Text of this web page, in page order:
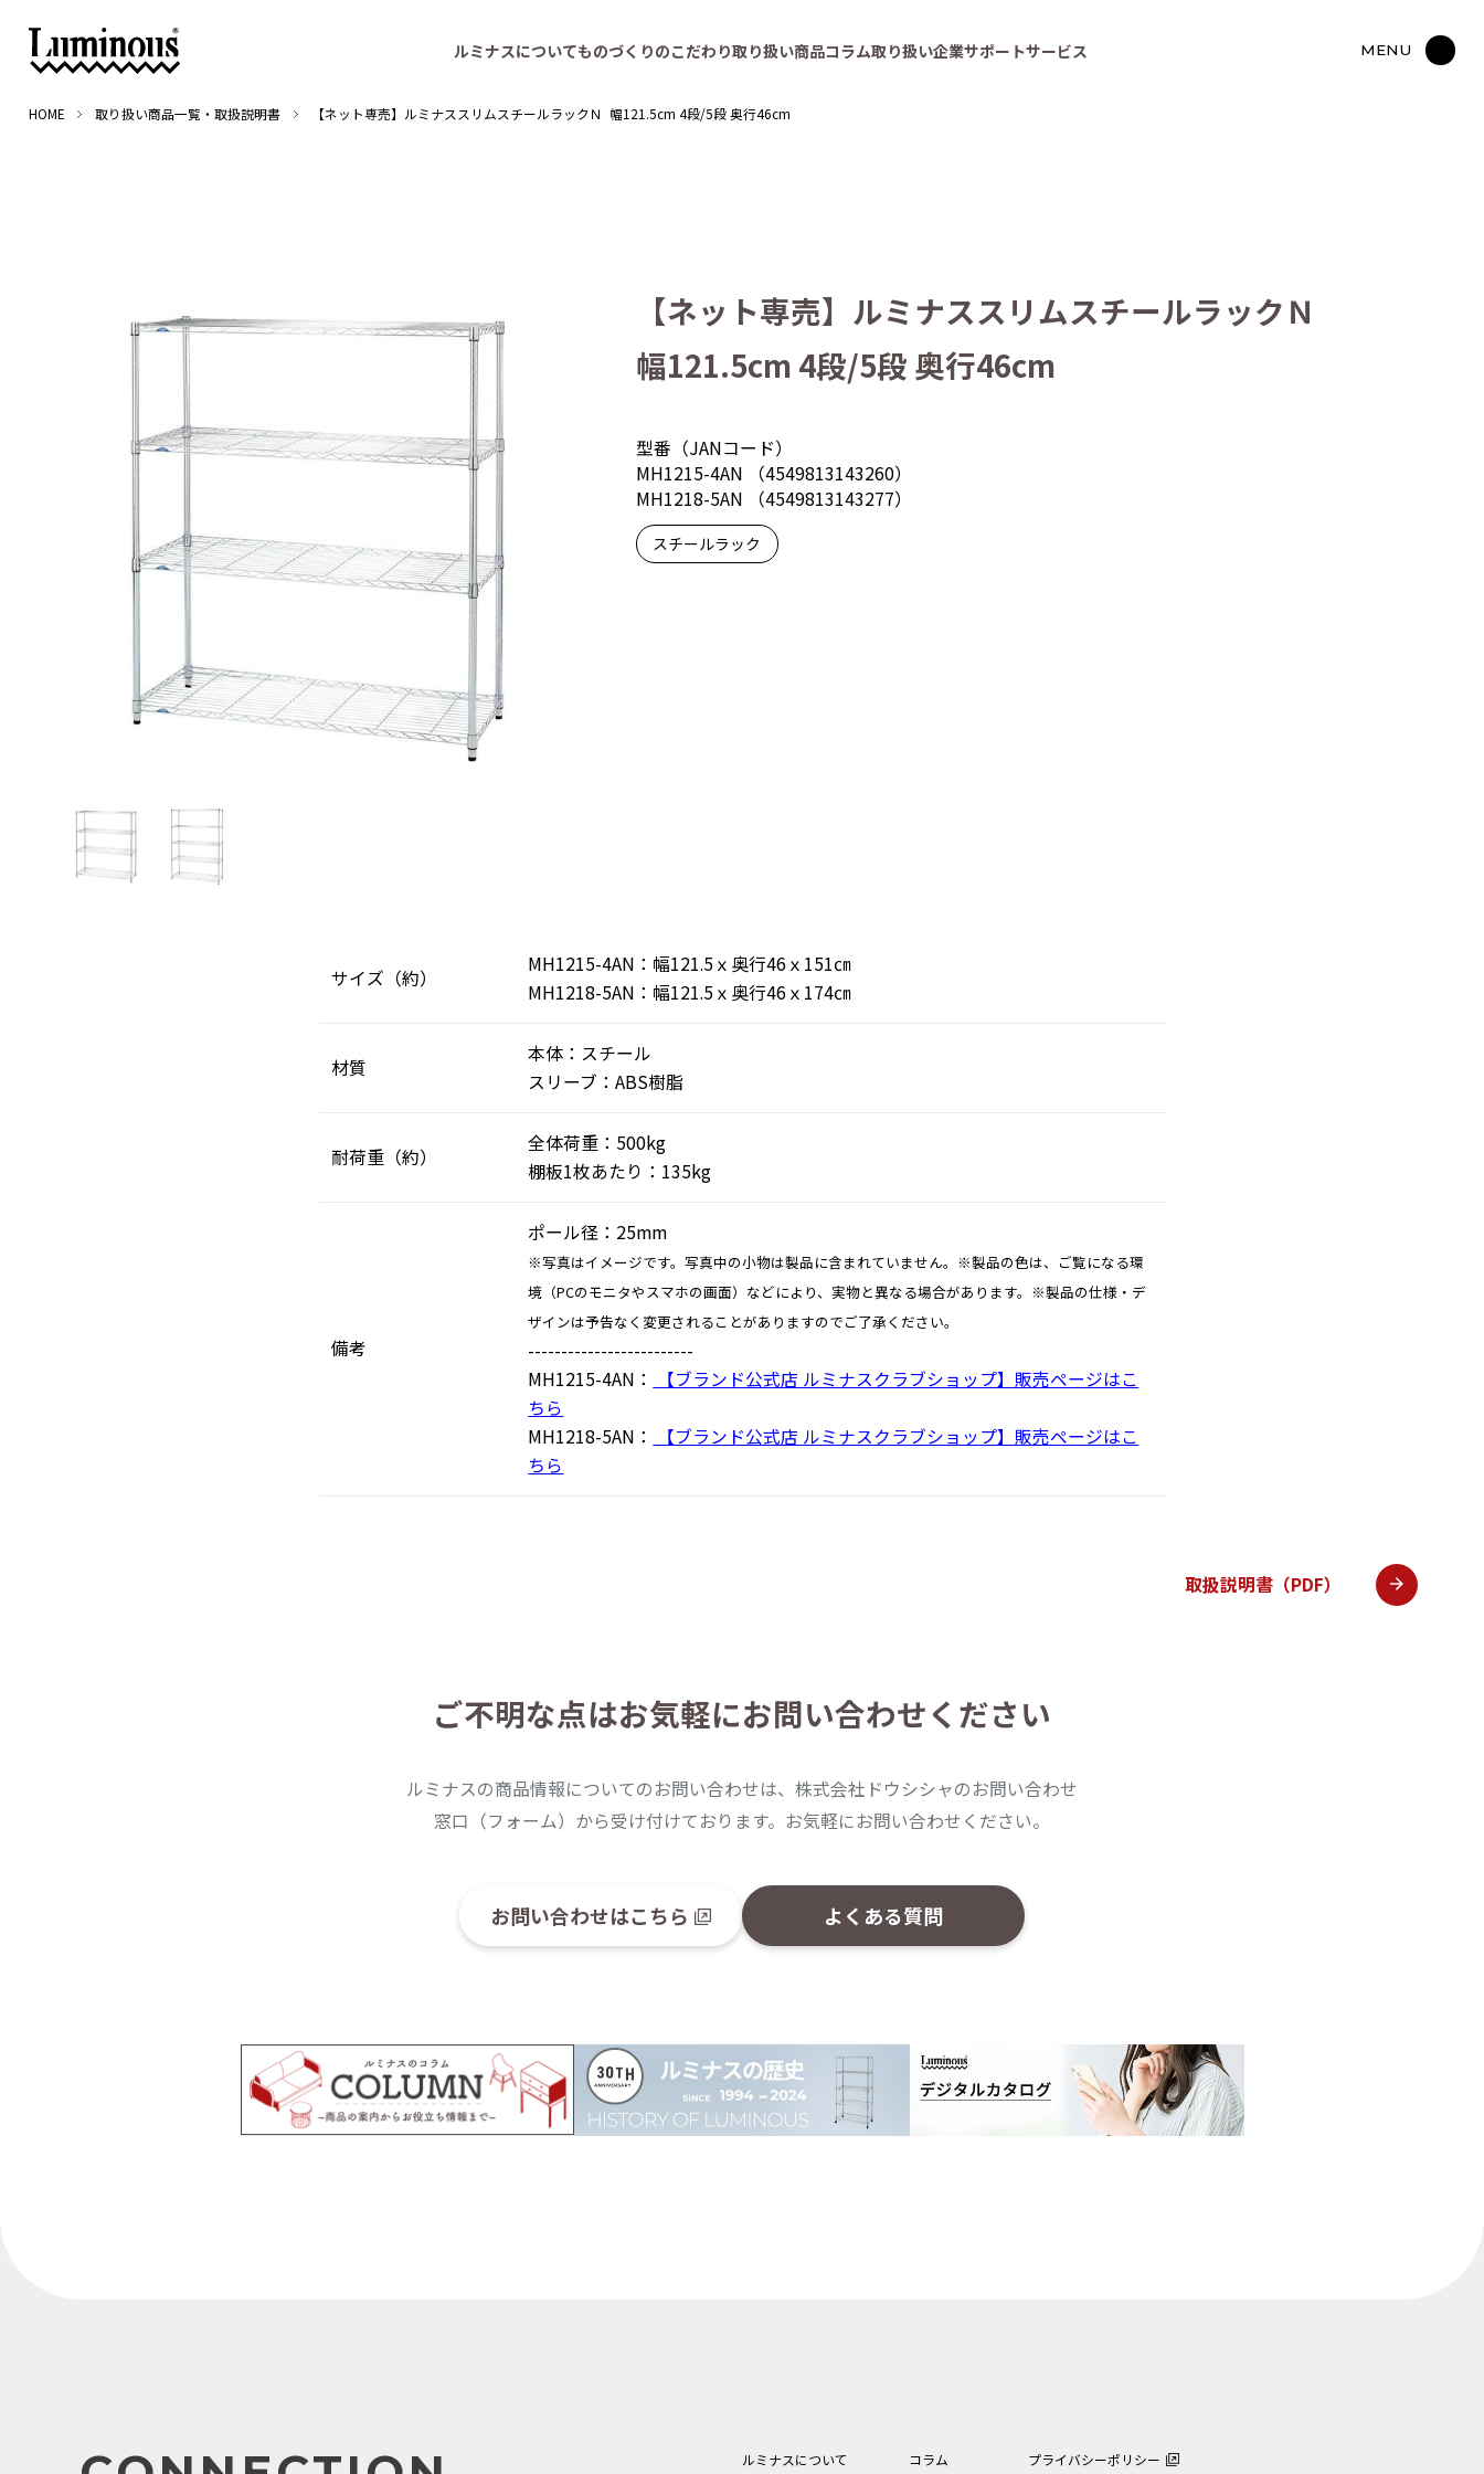
ルミナスについてものづくりのこだわり取り扱い商品コラム取り扱い企業サポートサービス MENU
HOME 取り扱い商品一覧・取扱説明書 【ネット専売】ルミナススリムスチールラックＮ 幅121.5cm 4段/5段 奥行46cm
【ネット専売】ルミナススリムスチールラックＮ
幅121.5cm 4段/5段 奥行46cm
型番（JANコード）
MH1215-4AN （4549813143260）
MH1218-5AN （4549813143277）
スチールラック
サイズ（約）
MH1215-4AN：幅121.5ｘ奥行46ｘ151㎝
MH1218-5AN：幅121.5ｘ奥行46ｘ174㎝
材質
本体：スチール
スリーブ：ABS樹脂
耐荷重（約）
全体荷重：500kg
棚板1枚あたり：135kg
備考
ポール径：25mm
※写真はイメージです。写真中の小物は製品に含まれていません。※製品の色は、ご覧になる環
境（PCのモニタやスマホの画面）などにより、実物と異なる場合があります。※製品の仕様・デ
ザインは予告なく変更されることがありますのでご了承ください。
-------------------------
MH1215-4AN：
【ブランド公式店 ルミナスクラブショップ】販売ページはこ
ちら
MH1218-5AN：
【ブランド公式店 ルミナスクラブショップ】販売ページはこ
ちら
取扱説明書（PDF）
ご不明な点はお気軽にお問い合わせください
ルミナスの商品情報についてのお問い合わせは、株式会社ドウシシャのお問い合わせ
窓口（フォーム）から受け付けております。お気軽にお問い合わせください。
お問い合わせはこちら よくある質問
ルミナスについて コラム プライバシーポリシー